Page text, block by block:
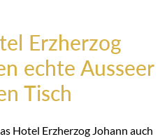
Erzherzog
echte Ausseer
Tisch
Hotel Erzherzog Johann auch